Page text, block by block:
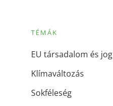
TÉMÁK
EU társadalom és jog
Klímaváltozás
Sokféleség